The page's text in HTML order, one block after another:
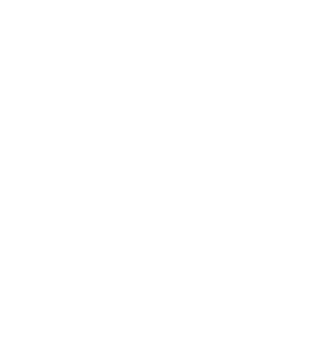
opções de lazer importantes são a
da Lapa, a Praça Bom Jesus, o
Avião. E se quiser ter a melhor vista
subir ao Morro do Capuava e até
voo de asa-delta.
aromático arroz com pequi. Um dos
pelos habitantes da cidade é
pelo seu risoto com
também os pratos do Las